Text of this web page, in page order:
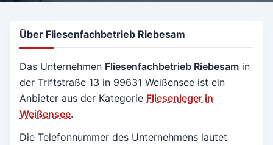
Über Fliesenfachbetrieb Riebesam
Das Unternehmen Fliesenfachbetrieb Riebesam in
der Triftstraße 13 in 99631 Weißensee ist ein
Anbieter aus der Kategorie Fliesenleger in
Weißensee.
Die Telefonnummer des Unternehmens lautet